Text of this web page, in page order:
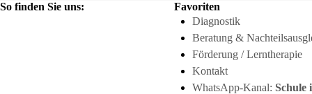
So finden Sie uns:
Favoriten
Diagnostik
Beratung &
Förderung / Lerntherapie
Kontakt
WhatsApp-Kanal:Schule